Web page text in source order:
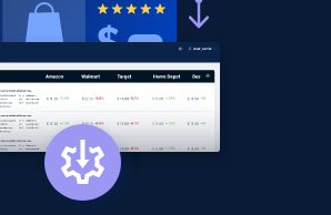
323+ Comece agora
data on products using
Listing inventory id, Title, Rating,